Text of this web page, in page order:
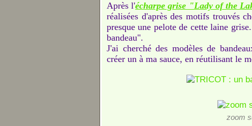
Après l'écharpe grise "Lady of the
réalisées d'après des motifs trouvés
presque une pelote de cette laine
bandeau".
J'ai cherché des modèles de
créer un à ma sauce, en réutilisant le
zoom